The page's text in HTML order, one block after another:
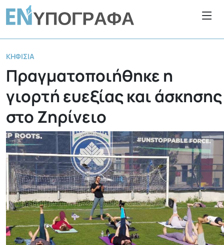
ΚΗΦΙΣΙΆ
Πραγματοποιήθηκε η
γιορτή ευεξίας και άσκησης
στο Ζηρίνειο